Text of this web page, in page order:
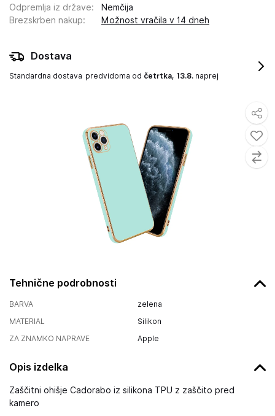
Tehnične podrobnosti
BARVA
zelena
MATERIAL
Silikon
ZA ZNAMKO NAPRAVE
Apple
Opis izdelka
Zaščitni ohišje Cadorabo iz silikona TPU z zaščito pred
kamero
Odpremlja iz države:
Nemčija
Brezskrben nakup: Možnost vračila v 14 dneh
Dostava
Standardna dostava predvidoma od četrtka, 13.8. naprej